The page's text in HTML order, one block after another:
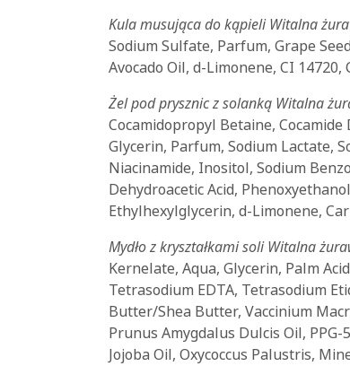
Kula musująca do kąpieli Witalna
Sodium Sulfate, Parfum, Grape
Avocado Oil, d-Limonene, CI 14720,
Żel pod prysznic z solanką Witalna
Cocamidopropyl Betaine, Cocamide
Glycerin, Parfum, Sodium Lactate,
Niacinamide, Inositol, Sodium
Dehydroacetic Acid,
Ethylhexylglycerin, d-Limonene,
Mydło z kryształkami soli Witalna
Kernelate, Aqua, Glycerin, Palm
Tetrasodium EDTA, Tetrasodium
Butter/Shea Butter, Vaccinium
Prunus Amygdalus Dulcis Oil,
Jojoba Oil, Oxycoccus Palustris,